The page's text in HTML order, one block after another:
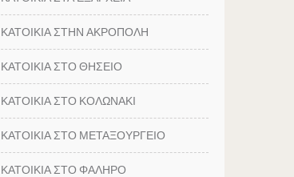
ΚΑΤΟΙΚΙΑ ΣΤΗΝ ΑΚΡΟΠΟΛΗ
ΚΑΤΟΙΚΙΑ ΣΤΟ ΘΗΣΕΙΟ
ΚΑΤΟΙΚΙΑ ΣΤΟ ΚΟΛΩΝΑΚΙ
ΚΑΤΟΙΚΙΑ ΣΤΟ ΜΕΤΑΞΟΥΡΓΕΙΟ
ΚΑΤΟΙΚΙΑ ΣΤΟ ΦΑΛΗΡΟ